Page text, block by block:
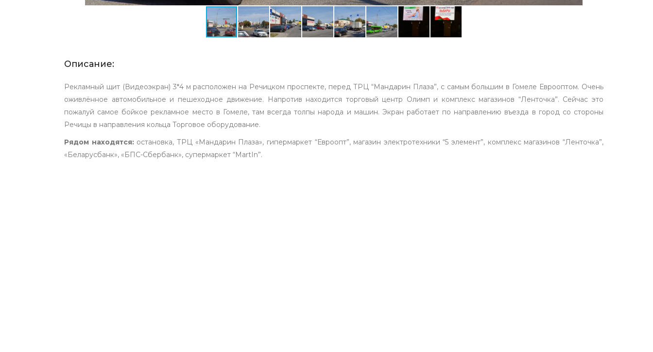
Описание:
Рекламный щит (Видеоэкран) 3*4 м расположен на Речицком проспекте, перед ТРЦ “Мандарин Плаза”, с самым большим в Гомеле Еврооптом. Очень
оживлённое автомобильное и пешеходное движение. Напротив находится торговый центр Олимп и комплекс магазинов “Ленточка”. Сейчас это
пожалуй самое бойкое рекламное место в Гомеле, там всегда толпы народа и машин. Экран работает по направлению въезда в город со стороны
Речицы в направления кольца Торговое оборудование.
Рядом находятся:остановка, ТРЦ «Мандарин Плаза», гипермаркет “Евроопт”, магазин электротехники “5 элемент”, комплекс магазинов “Ленточка”,
«Беларусбанк», «БПС-Сбербанк», супермаркет “MartIn”.